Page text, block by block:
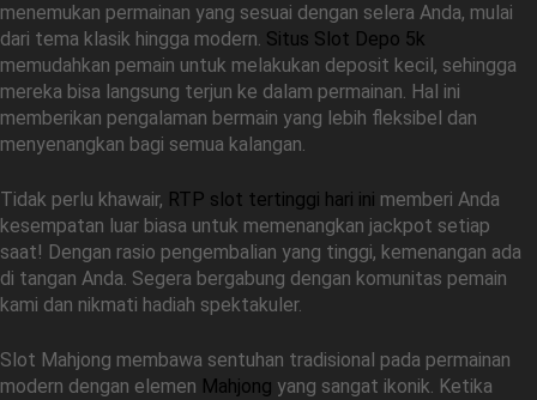
menemukan permainan yang sesuai dengan selera Anda, mulai
dari tema klasik hingga modern. Situs Slot Depo 5k
memudahkan pemain untuk melakukan deposit kecil, sehingga
mereka bisa langsung terjun ke dalam permainan. Hal ini
memberikan pengalaman bermain yang lebih fleksibel dan
menyenangkan bagi semua kalangan.
Tidak perlu khawair, RTP slot tertinggi hari ini memberi Anda
kesempatan luar biasa untuk memenangkan jackpot setiap
saat! Dengan rasio pengembalian yang tinggi, kemenangan ada
di tangan Anda. Segera bergabung dengan komunitas pemain
kami dan nikmati hadiah spektakuler.
Slot Mahjong membawa sentuhan tradisional pada permainan
modern dengan elemen Mahjong yang sangat ikonik. Ketika